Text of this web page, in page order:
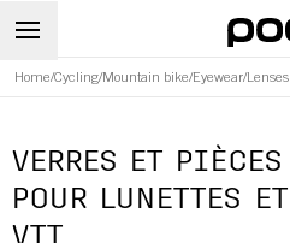
Home/Cycling/Mountain bike/Eyewear/
VERRES ET PIÈCES
POUR LUNETTES